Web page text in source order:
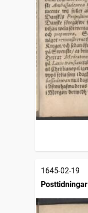
1645-02-19
Posttidningar